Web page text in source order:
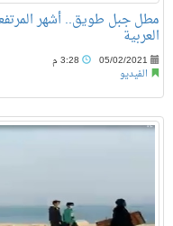
مطل جبل طويق.. أشهر
العربية
05/02/2021
الفيديو